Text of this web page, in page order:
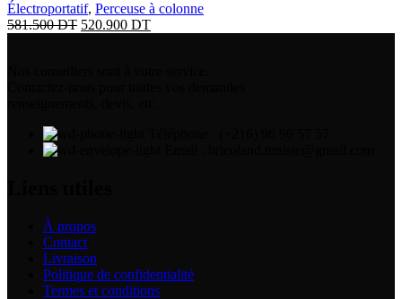
Électroportatif, Perceuse à colonne
581.500DT 520.900 DT
À propos
Contact
Livraison
Politique de confidentialité
Termes et conditions